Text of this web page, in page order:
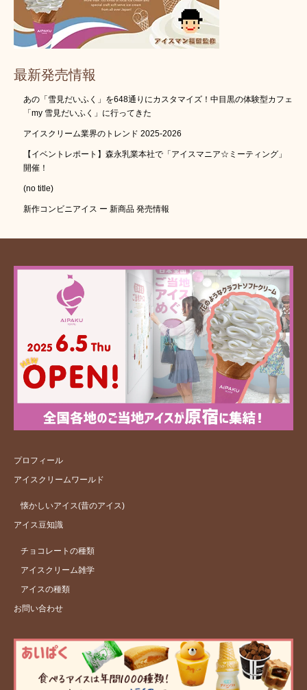
最新発売情報
あの「雪見だいふく」を648通りにカスタマイズ！中目黒の体験型カフェ
「my 雪見だいふく」に行ってきた
アイスクリーム業界のトレンド 2025-2026
【イベントレポート】森永乳業本社で「アイスマニア☆ミーティング」
開催！
(no title)
新作コンビニアイス ー 新商品 発売情報
プロフィール
アイスクリームワールド
懐かしいアイス(昔のアイス)
アイス豆知識
チョコレートの種類
アイスクリーム雑学
アイスの種類
お問い合わせ